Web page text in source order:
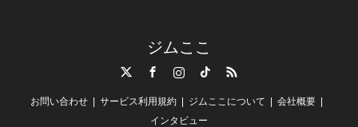
ジムここ
TikTok RSS
お問い合わせ サービス利用規約 ジムここについて
会社概要
インタビュー